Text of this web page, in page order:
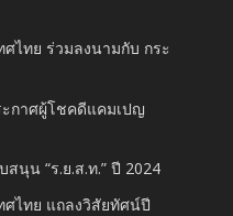
ไทย ร่วมลงนามกับ กระ
ะกาศผู้โชคดีแคมเปญ
นุน “ร.ย.ส.ท.” ปี 2024
ศไทย แถลงวิสัยทัศน์ปี